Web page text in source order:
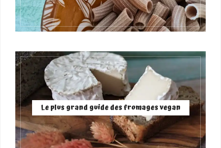
Le plus grand guide des fromages vegan